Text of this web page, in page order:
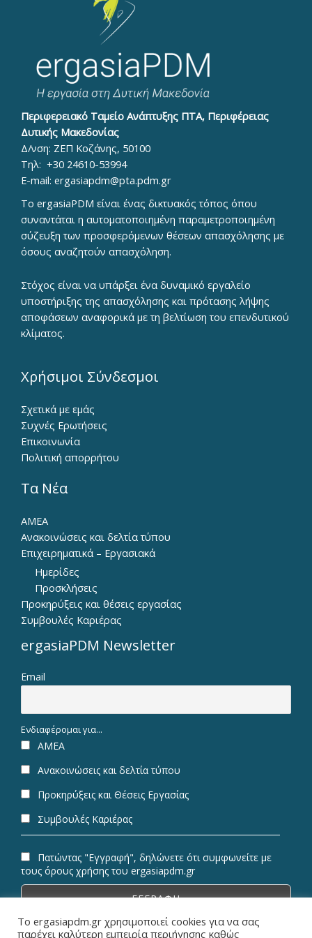
Περιφερειακό Ταμείο Ανάπτυξης ΠΤΑ, Περιφέρειας
Δυτικής Μακεδονίας
Δ/νση: ΖΕΠ Κοζάνης, 50100
Τηλ: +30 24610-53994
E-mail: ergasiapdm@pta.pdm.gr
To ergasiaPDM είναι ένας δικτυακός τόπος όπου
συναντάται η αυτοματοποιημένη παραμετροποιημένη
σύζευξη των προσφερόμενων θέσεων απασχόλησης με
όσους αναζητούν απασχόληση.
Στόχος είναι να υπάρξει ένα δυναμικό εργαλείο
υποστήριξης της απασχόλησης και πρότασης λήψης
αποφάσεων αναφορικά με τη βελτίωση του επενδυτικού
κλίματος.
Χρήσιμοι Σύνδεσμοι
Σχετικά με εμάς
Συχνές Ερωτήσεις
Επικοινωνία
Πολιτική απορρήτου
Τα Νέα
ΑΜΕΑ
Ανακοινώσεις και δελτία τύπου
Επιχειρηματικά – Εργασιακά
Ημερίδες
Προσκλήσεις
Προκηρύξεις και θέσεις εργασίας
Συμβουλές Καριέρας
ergasiaPDM Newsletter
Email
Ενδιαφέρομαι για...
ΑΜΕΑ
Ανακοινώσεις και δελτία τύπου
Προκηρύξεις και Θέσεις Εργασίας
Συμβουλές Καριέρας
Πατώντας "Εγγραφή", δηλώνετε ότι συμφωνείτε με
τους όρους χρήσης του ergasiapdm.gr
Το ergasiapdm.gr χρησιμοποιεί cookies για να σας
παρέχει καλύτερη εμπειρία περιήγησης καθώς